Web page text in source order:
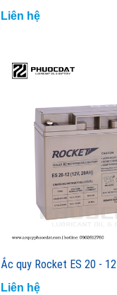
Liên hệ
Ắc quy Rocket ES 20 - 12
Liên hệ